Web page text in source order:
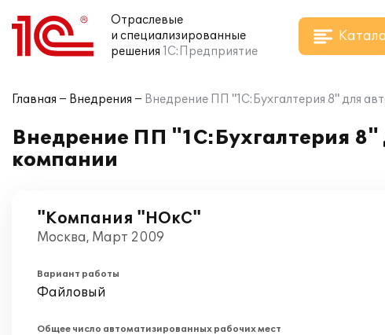
Отраслевые
и специализированные
решения 1С:Предприятие
Главная Внедрения Внедрение ПП "1С:Бухгалтерия 8" для
Внедрение ПП "1С:Бухгалтерия 8"
компании
"Компания "НОкС"
Москва, Март 2009
Вариант работы
Файловый
Общее число автоматизированных рабочих мест